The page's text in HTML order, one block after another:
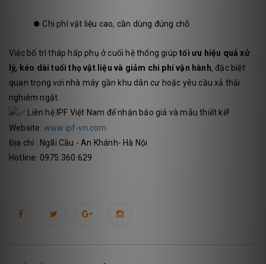
⏺️ Chi phí vật liệu cao, cần dùng đúng chỗ
Việc bố trí tháp hấp phụ ở cuối hệ thống giúptối ưu hiệu quả xử
lý, kéo dài tuổi thọ vật liệu và giảm chi phí vận hành, đặc biệt
quan trọng với nhà máy gần khu dân cư hoặc yêu cầu xả thải
nghiêm ngặt.
Liên hệ IPF Việt Nam để nhận báo giá và mẫu thiết kế!
Website: www.ipf-vn.com
Địa chỉ : Ngãi Cầu - An Khánh- Hà Nội
Hotline: 0975.360.629